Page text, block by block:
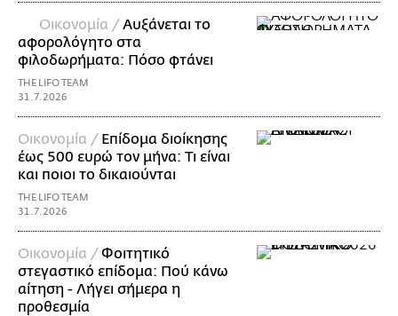
Οικονομία /Αυξάνεται το
αφορολόγητο στα
φιλοδωρήματα: Πόσο φτάνει
THE LIFO TEAM
31.7.2026
Οικονομία / Επίδομα διοίκησης
έως 500 ευρώ τον μήνα: Τι είναι
και ποιοι το δικαιούνται
THE LIFO TEAM
31.7.2026
Οικονομία /Φοιτητικό
στεγαστικό επίδομα: Πού κάνω
αίτηση - Λήγει σήμερα η
προθεσμία